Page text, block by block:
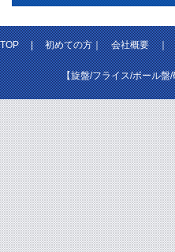
TOP|初めての方｜会社概要
【旋盤/フライス/ボール盤